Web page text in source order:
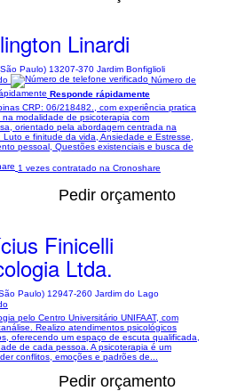
Linardi
Paulo) 13207-370 Jardim Bonfiglioli
Número de
Responde rápidamente
CRP: 06/218482., com experiência pratica
modalidade de psicoterapia com
orientado pela abordagem centrada na
e finitude da vida, Ansiedade e Estresse,
pessoal, Questões existenciais e busca de
1 vezes contratado na Cronoshare
Pedir orçamento
Finicelli
Ltda.
Paulo) 12947-260 Jardim do Lago
pelo Centro Universitário UNIFAAT, com
Realizo atendimentos psicológicos
oferecendo um espaço de escuta qualificada,
de cada pessoa. A psicoterapia é um
conflitos, emoções e padrões de...
Pedir orçamento